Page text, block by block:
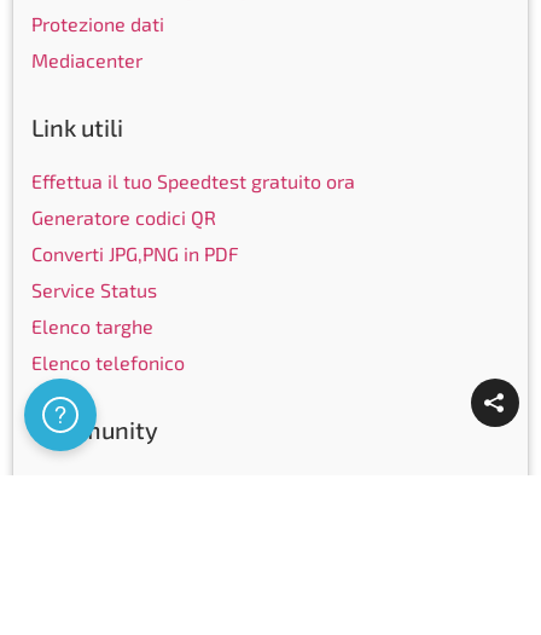
Protezione dati
Mediacenter
Link utili
Effettua il tuo Speedtest gratuito ora
Generatore codici QR
Converti JPG,PNG in PDF
Service Status
Elenco targhe
Elenco telefonico
Community